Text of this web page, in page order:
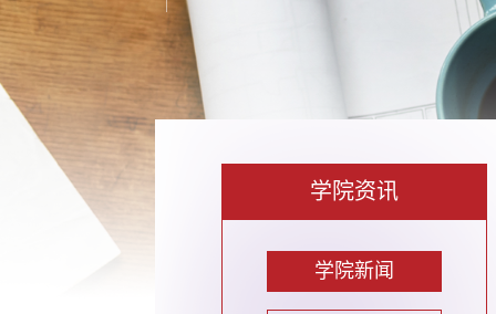
学院资讯
学院新闻